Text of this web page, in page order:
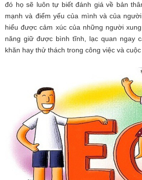
đó họ sẽ luôn tự biết đánh giá về bản
mạnh và điểm yếu của mình và của
hiểu được cảm xúc của những người
năng giữ được bình tĩnh, lạc quan ngay
khăn hay thử thách trong công việc và cuộc